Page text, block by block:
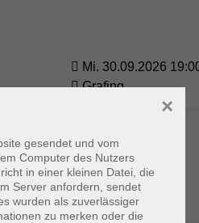
Mi. 30.09.2026
Grafing
gesendet und vom
Computer des Nutzers
in einer kleinen Datei, die
Server anfordern, sendet
wurden als zuverlässiger
zu merken oder die
×